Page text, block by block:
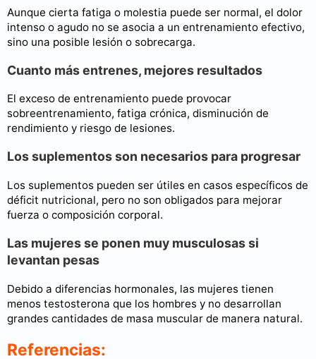
Aunque cierta fatiga o molestia puede ser normal, el dolor
intenso o agudo no se asocia a un entrenamiento efectivo,
sino una posible lesión o sobrecarga.
Cuanto más entrenes, mejores resultados
El exceso de entrenamiento puede provocar
sobreentrenamiento, fatiga crónica, disminución de
rendimiento y riesgo de lesiones.
Los suplementos son necesarios para progresar
Los suplementos pueden ser útiles en casos específicos de
déficit nutricional, pero no son obligados para mejorar
fuerza o composición corporal.
Las mujeres se ponen muy musculosas si
levantan pesas
Debido a diferencias hormonales, las mujeres tienen
menos testosterona que los hombres y no desarrollan
grandes cantidades de masa muscular de manera natural.
Referencias: